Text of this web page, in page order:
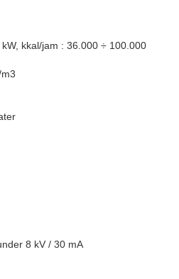
kkal/jam : 36.000 ÷ 100.000
8 kV / 30 mA